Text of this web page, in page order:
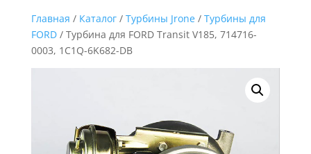
Главная / Каталог/ Турбины Jrone/ Турбины для
FORD/ Турбина для FORD Transit V185, 714716-
0003, 1C1Q-6K682-DB